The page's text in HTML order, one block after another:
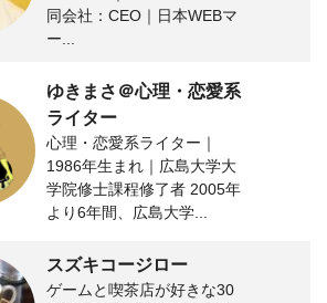
同会社：CEO｜日本WEBマ
ー...
ゆきまさ＠心理・恋愛系
ライター
心理・恋愛系ライター｜
1986年生まれ｜広島大学大
学院修士課程修了者 2005年
より6年間、広島大学...
スズキコージロー
ゲームと喫茶店が好きな30